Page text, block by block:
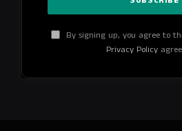
By signing up, you agree to
Privacy Policy